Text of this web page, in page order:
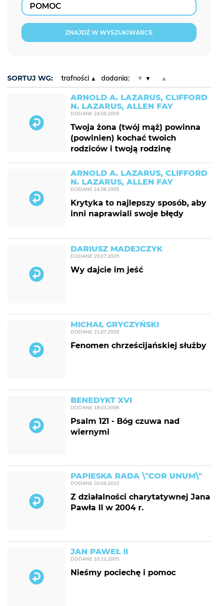
ZNAJDŹ W WYSZUKIWARCE
SORTUJ WG: trafności dodania: ▼ ▲
ARNOLD A. LAZARUS, CLIFFORD
N. LAZARUS, ALLEN FAY
DODANE 24.08.2005
Twoja żona (twój mąż) powinna
(powinien) kochać twoich
rodziców i twoją rodzinę
ARNOLD A. LAZARUS, CLIFFORD
N. LAZARUS, ALLEN FAY
DODANE 24.08.2005
Krytyka to najlepszy sposób, aby
inni naprawiali swoje błędy
DARIUSZ MADEJCZYK
DODANE 29.07.2005
Wy dajcie im jeść
MICHAŁ GRYCZYŃSKI
DODANE 21.07.2005
Fenomen chrześcijańskiej służby
BENEDYKT XVI
DODANE 18.01.2006
Psalm 121 - Bóg czuwa nad
wiernymi
PAPIESKA RADA \"COR UNUM\"
DODANE 03.08.2010
Z działalności charytatywnej Jana
Pawła II w 2004 r.
JAN PAWEŁ II
DODANE 10.11.2005
Nieśmy pociechę i pomoc